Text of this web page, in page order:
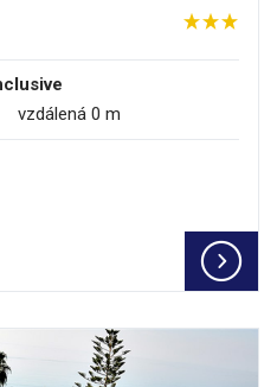
vzdálená 0 m